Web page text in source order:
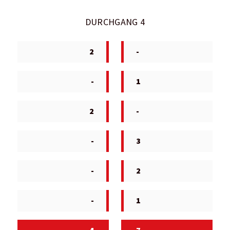
DURCHGANG 4
2 -
- 1
2 -
- 3
- 2
- 1